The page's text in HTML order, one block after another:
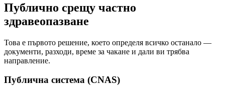
Публично срещу частно
здравеопазване
Това е първото решение, което определя всичко останало —
документи, разходи, време за чакане и дали ви трябва
направление.
Публична система (CNAS)